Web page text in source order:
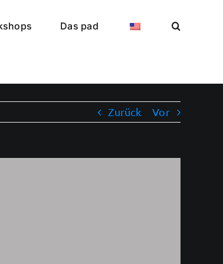
Das pad
Zurück Vor